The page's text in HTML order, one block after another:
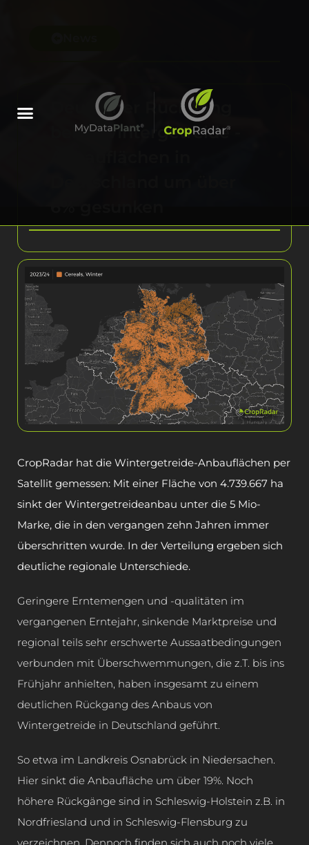
Deutlicher Rückgang
beim Wintergetreide -
CropRadar hat die Wintergetreide-Anbauflächen per
Satellit gemessen: Mit einer Fläche von 4.739.667 ha
sinkt der Wintergetreideanbau unter die 5 Mio-
Marke, die in den vergangen zehn Jahren immer
überschritten wurde. In der Verteilung ergeben sich
deutliche regionale Unterschiede.
Geringere Erntemengen und -qualitäten im
vergangenen Erntejahr, sinkende Marktpreise und
regional teils sehr erschwerte Aussaatbedingungen
verbunden mit Überschwemmungen, die z.T. bis ins
Frühjahr anhielten, haben insgesamt zu einem
deutlichen Rückgang des Anbaus von
Wintergetreide in Deutschland geführt.
So etwa im Landkreis Osnabrück in Niedersachen.
Hier sinkt die Anbaufläche um über 19%. Noch
höhere Rückgänge sind in Schleswig-Holstein z.B. in
Nordfriesland und in Schleswig-Flensburg zu